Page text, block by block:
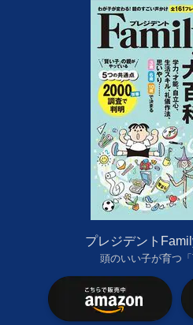
プレジデント
頭のいい子が育つ